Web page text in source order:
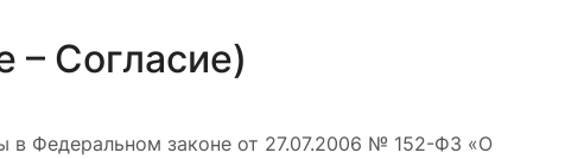
– Согласие)
в Федеральном законе от 27.07.2006 № 152-ФЗ «О